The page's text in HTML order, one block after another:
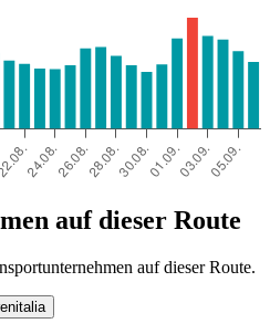
auf dieser Route
auf dieser Route.